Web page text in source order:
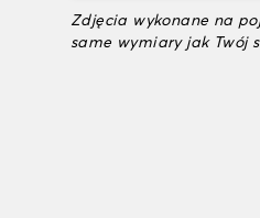
Zdjęcia wykonane na
same wymiary jak Twój